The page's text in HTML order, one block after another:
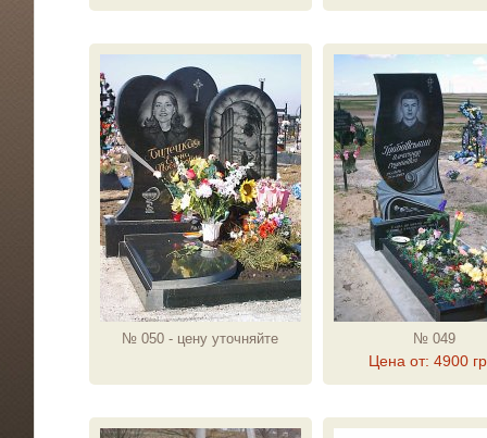
№ 050 - цену уточняйте № 049
Цена от: 4900